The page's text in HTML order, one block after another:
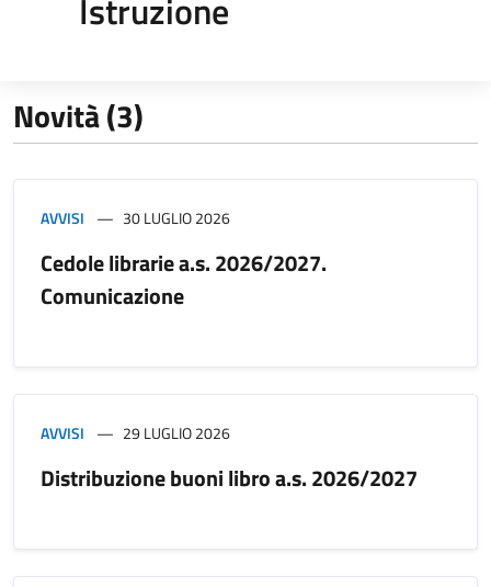
Istruzione
Novità (3)
AVVISI 30 LUGLIO 2026
Cedole librarie a.s. 2026/2027.
Comunicazione
AVVISI 29 LUGLIO 2026
Distribuzione buoni libro a.s. 2026/2027